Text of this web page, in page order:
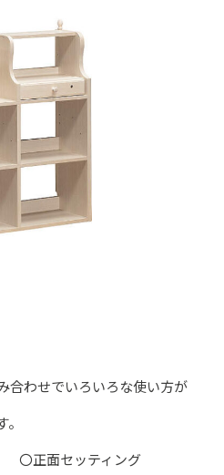
合わせでいろいろな使い方が
〇正面セッティング